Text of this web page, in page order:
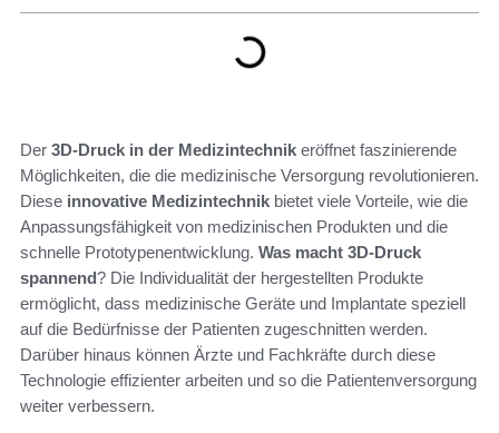
Der 3D-Druck in der Medizintechnik eröffnet faszinierende
Möglichkeiten, die die medizinische Versorgung revolutionieren.
Diese innovative Medizintechnik bietet viele Vorteile, wie die
Anpassungsfähigkeit von medizinischen Produkten und die
schnelle Prototypenentwicklung. Was macht 3D-Druck
spannend? Die Individualität der hergestellten Produkte
ermöglicht, dass medizinische Geräte und Implantate speziell
auf die Bedürfnisse der Patienten zugeschnitten werden.
Darüber hinaus können Ärzte und Fachkräfte durch diese
Technologie effizienter arbeiten und so die Patientenversorgung
weiter verbessern.